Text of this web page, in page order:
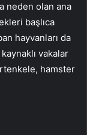
neden olan ana
başlıca
hayvanları da
vakalar
hamster